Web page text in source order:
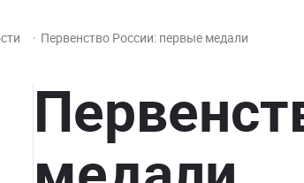
Первенство России: первые медали